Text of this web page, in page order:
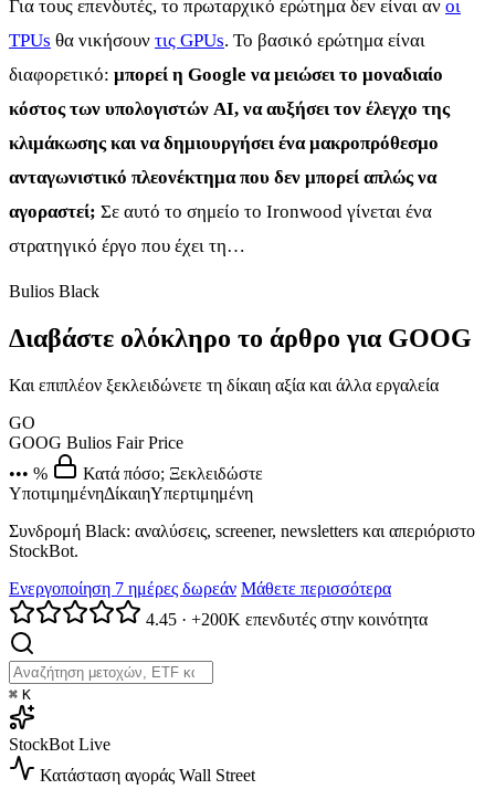
Για τους επενδυτές, το πρωταρχικό ερώτημα δεν είναι αν οι
TPUs θα νικήσουν τις GPUs. Το βασικό ερώτημα είναι
διαφορετικό: μπορεί η Google να μειώσει το μοναδιαίο
κόστος των υπολογιστών AI, να αυξήσει τον έλεγχο της
κλιμάκωσης και να δημιουργήσει ένα μακροπρόθεσμο
ανταγωνιστικό πλεονέκτημα που δεν μπορεί απλώς να
αγοραστεί; Σε αυτό το σημείο το Ironwood γίνεται ένα
στρατηγικό έργο που έχει τη…
Bulios Black
Διαβάστε ολόκληρο το άρθρο για GOOG
Και επιπλέον ξεκλειδώνετε τη δίκαιη αξία και άλλα εργαλεία
GO
GOOG Bulios Fair Price
••• %
Κατά πόσο; Ξεκλειδώστε
ΥποτιμημένηΔίκαιηΥπερτιμημένη
Συνδρομή Black: αναλύσεις, screener, newsletters και απεριόριστο
StockBot.
Ενεργοποίηση 7 ημέρες δωρεάν Μάθετε περισσότερα
4.45 · +200K επενδυτές στην κοινότητα
⌘ K
StockBot Live
Κατάσταση αγοράς Wall Street